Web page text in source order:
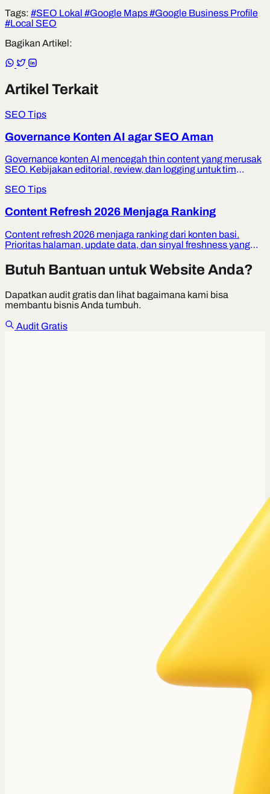
Tags: #SEO Lokal #Google Maps#Google Business Profile
#Local SEO
Bagikan Artikel:
Artikel Terkait
SEO Tips
Governance Konten AI agar SEO Aman
Governance konten AI mencegah thin content yang merusak
SEO. Kebijakan editorial, review, dan logging untuk tim
SEO Tips
Content Refresh 2026 Menjaga Ranking
Content refresh 2026 menjaga ranking dari konten basi.
Prioritas halaman, update data, dan sinyal freshness yang
Butuh Bantuan untuk Website Anda?
Dapatkan audit gratis dan lihat bagaimana kami bisa
membantu bisnis Anda tumbuh.
Audit Gratis